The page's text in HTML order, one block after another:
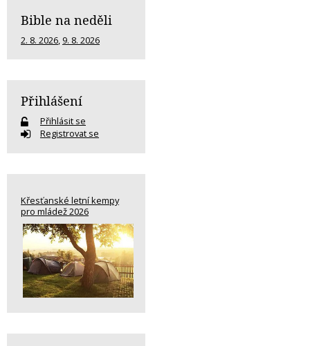
Bible na neděli
2. 8. 2026, 9. 8. 2026
Přihlášení
Přihlásit se
Registrovat se
Křesťanské letní kempy
pro mládež 2026